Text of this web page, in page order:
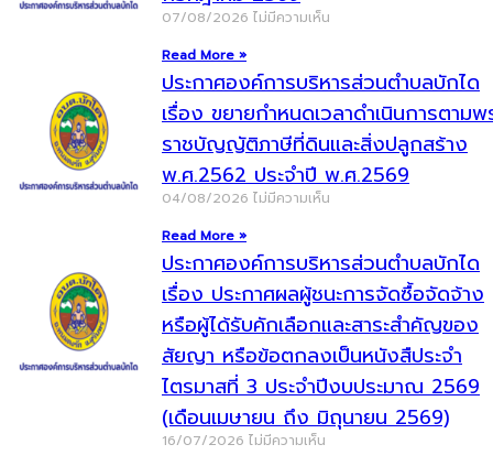
07/08/2026 ไม่มีความเห็น
Read More »
ประกาศองค์การบริหารส่วนตำบลบักได
เรื่อง ขยายกำหนดเวลาดำเนินการตามพ
ราชบัญญัติภาษีที่ดินและสิ่งปลูกสร้าง
พ.ศ.2562 ประจำปี พ.ศ.2569
04/08/2026 ไม่มีความเห็น
Read More »
ประกาศองค์การบริหารส่วนตำบลบักได
เรื่อง ประกาศผลผู้ชนะการจัดซื้อจัดจ้าง
หรือผู้ได้รับคักเลือกและสาระสำคัญของ
สัยญา หรือข้อตกลงเป็นหนังสืประจำ
ไตรมาสที่ 3 ประจำปีงบประมาณ 2569
(เดือนเมษายน ถึง มิถุนายน 2569)
16/07/2026 ไม่มีความเห็น